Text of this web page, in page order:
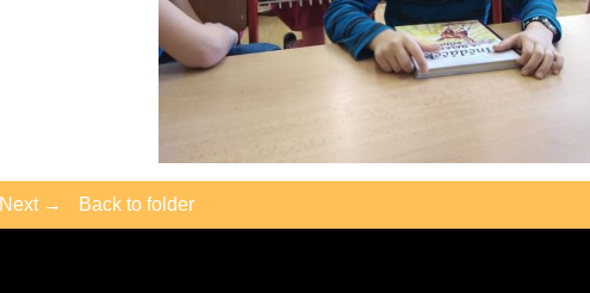
Next → Back to folder